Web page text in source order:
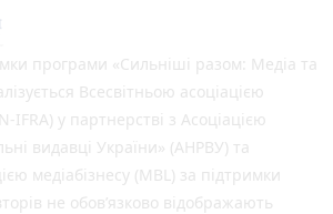
програми «Сильніші разом: Медіа та
Всесвітньою асоціацією
IFRA) у партнерстві з Асоціацією
видавці України» (АНРВУ) та
медіабізнесу (MBL) за підтримки
не обов’язково відображають